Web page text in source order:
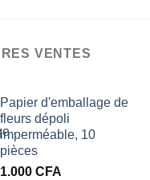
VENTES
Papier d'emballage de
fleurs dépoli
imperméable, 10
pièces
1.000 CFA